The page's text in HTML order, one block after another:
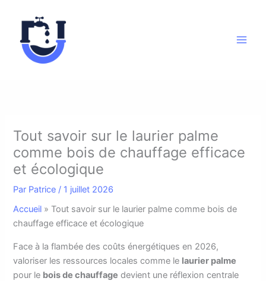
Tout savoir sur le laurier palme
comme bois de chauffage efficace
et écologique
Par Patrice / 1 juillet 2026
Accueil » Tout savoir sur le laurier palme comme bois de
chauffage efficace et écologique
Face à la flambée des coûts énergétiques en 2026,
valoriser les ressources locales comme le laurier palme
pour le bois de chauffage devient une réflexion centrale